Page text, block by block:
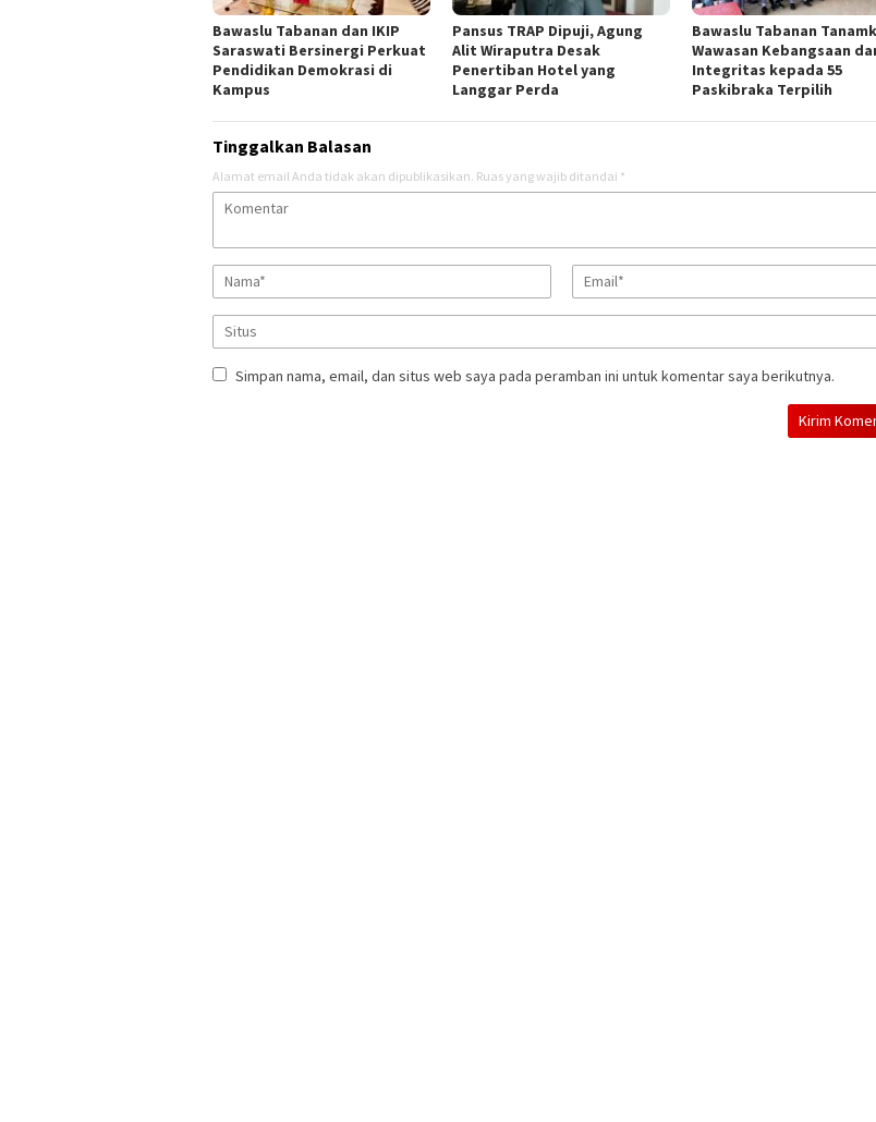
Bawaslu Tabanan dan IKIP
Saraswati Bersinergi Perkuat
Pendidikan Demokrasi di
Kampus
Pansus TRAP Dipuji, Agung
Alit Wiraputra Desak
Penertiban Hotel yang
Langgar Perda
Bawaslu Tabanan
Wawasan Kebangsaan
Integritas kepada 55
Paskibraka Terpilih
Tinggalkan Balasan
Alamat email Anda tidak akan dipublikasikan. Ruas yang wajib ditandai *
Simpan nama, email, dan situs web saya pada peramban ini untuk komentar saya berikutnya.